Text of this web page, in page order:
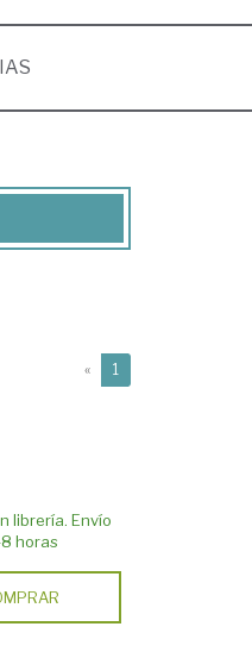
« 1
librería. Envío
horas